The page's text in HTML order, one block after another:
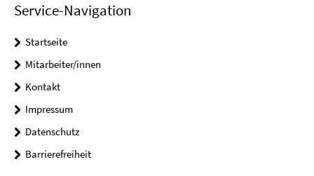
Service-Navigation
Startseite
Mitarbeiter/innen
Kontakt
Impressum
Datenschutz
Barrierefreiheit